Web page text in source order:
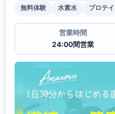
無料体験
水素水 プロテ
営業時間
24:00間営業